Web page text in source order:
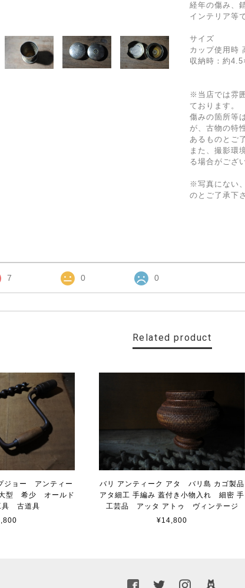
経年の傷み、
インテリア等
サイズ
カップ使用時
収納時：約
※当店では雰
ております。
傷みの箇所等
が、古物の特
あるものとご
また、撮影環
る場合がござ
※写真にない
のとご了承下
7 0 0
Related product
ョー アンティー
型 希少 オールド
古道具
バリ アンティーク アタ バリ島 カゴ製品
アタ細工 手編み 蓋付き小物入れ 細密 手
工芸品 アッタ アトゥ ヴィンテージ
¥14,800